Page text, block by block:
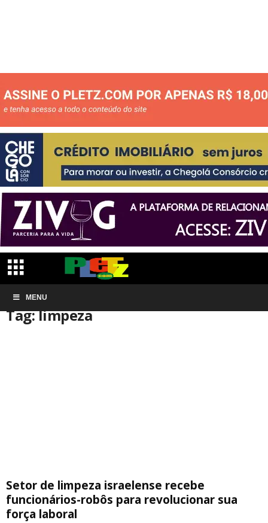
MENU
Início Tags
Tag: limpeza
Setor de limpeza israelense recebe
funcionários-robôs para revolucionar sua
força laboral